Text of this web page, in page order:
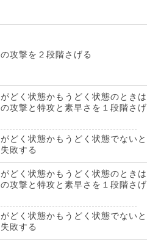
攻撃を２段階さげる
どく状態かもうどく状態のときは
攻撃と特攻と素早さを１段階さげ
どく状態かもうどく状態でないと
敗する
どく状態かもうどく状態のときは
攻撃と特攻と素早さを１段階さげ
どく状態かもうどく状態でないと
敗する